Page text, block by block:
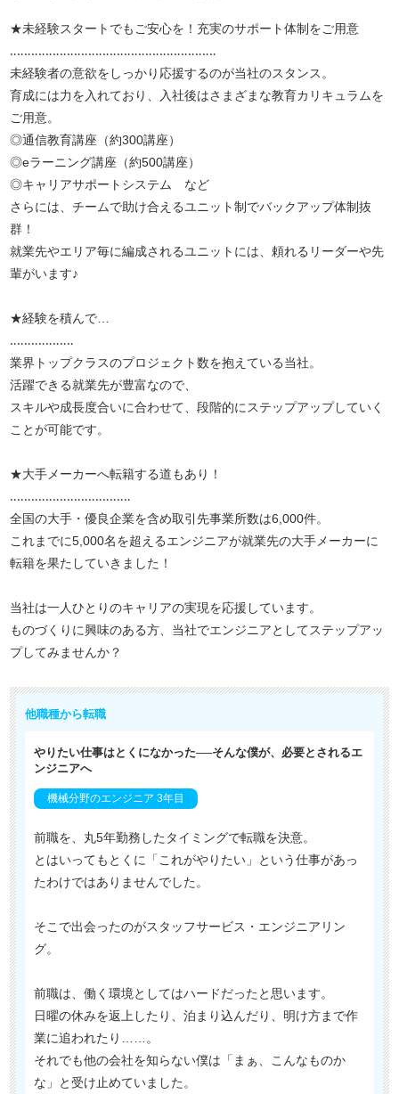
★未経験スタートでもご安心を！充実のサポート体制をご用意
‥‥‥‥‥‥‥‥‥‥‥‥‥‥‥‥‥‥‥‥‥‥‥‥‥‥‥‥‥
未経験者の意欲をしっかり応援するのが当社のスタンス。
育成には力を入れており、入社後はさまざまな教育カリキュラムを
ご用意。
◎通信教育講座（約300講座）
◎eラーニング講座（約500講座）
◎キャリアサポートシステム など
さらには、チームで助け合えるユニット制でバックアップ体制抜
群！
就業先やエリア毎に編成されるユニットには、頼れるリーダーや先
輩がいます♪
★経験を積んで…
‥‥‥‥‥‥‥‥‥
業界トップクラスのプロジェクト数を抱えている当社。
活躍できる就業先が豊富なので、
スキルや成長度合いに合わせて、段階的にステップアップしていく
ことが可能です。
★大手メーカーへ転籍する道もあり！
‥‥‥‥‥‥‥‥‥‥‥‥‥‥‥‥‥
全国の大手・優良企業を含め取引先事業所数は6,000件。
これまでに5,000名を超えるエンジニアが就業先の大手メーカーに
転籍を果たしていきました！
当社は一人ひとりのキャリアの実現を応援しています。
ものづくりに興味のある方、当社でエンジニアとしてステップアッ
プしてみませんか？
他職種から転職
やりたい仕事はとくになかった──そんな僕が、必要とされるエ
ンジニアへ
機械分野のエンジニア 3年目
前職を、丸5年勤務したタイミングで転職を決意。
とはいってもとくに「これがやりたい」という仕事があっ
たわけではありませんでした。
そこで出会ったのがスタッフサービス・エンジニアリン
グ。
前職は、働く環境としてはハードだったと思います。
日曜の休みを返上したり、泊まり込んだり、明け方まで作
業に追われたり……。
それでも他の会社を知らない僕は「まぁ、こんなものか
な」と受け止めていました。